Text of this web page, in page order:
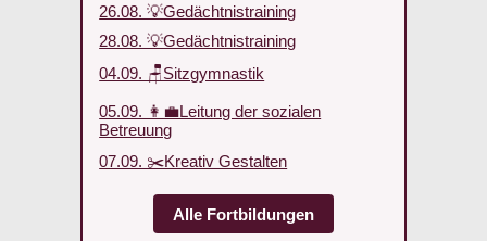
26.08. 💡Gedächtnistraining
28.08. 💡Gedächtnistraining
04.09. 🪑Sitzgymnastik
05.09. 👩‍💼Leitung der sozialen
Betreuung
07.09. ✂️Kreativ Gestalten
Alle Fortbildungen